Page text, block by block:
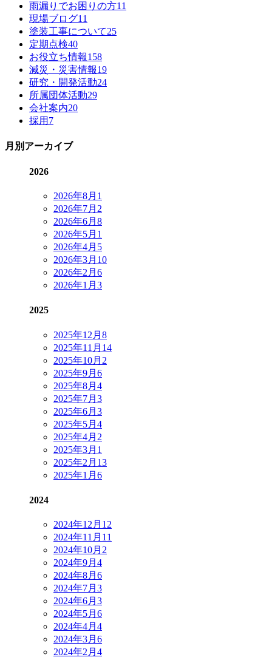
雨漏りでお困りの方11
現場ブログ11
塗装工事について25
定期点検40
お役立ち情報158
減災・災害情報19
研究・開発活動24
所属団体活動29
会社案内20
採用 7
月別アーカイブ
2026
2026年8月 1
2026年7月 2
2026年6月 8
2026年5月 1
2026年4月 5
2026年3月 10
2026年2月 6
2026年1月 3
2025
2025年12月 8
2025年11月 14
2025年10月 2
2025年9月 6
2025年8月 4
2025年7月 3
2025年6月 3
2025年5月 4
2025年4月 2
2025年3月 1
2025年2月 13
2025年1月 6
2024
2024年12月 12
2024年11月 11
2024年10月 2
2024年9月 4
2024年8月 6
2024年7月 3
2024年6月 3
2024年5月 6
2024年4月 4
2024年3月 6
2024年2月 4